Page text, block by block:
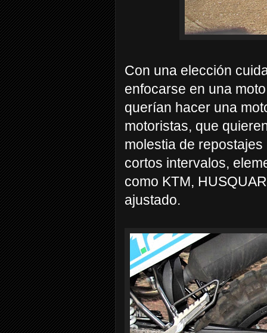
Con una elección
enfocarse en una
querían hacer una
motoristas, que
molestia de
cortos intervalos,
como KTM,
ajustado.